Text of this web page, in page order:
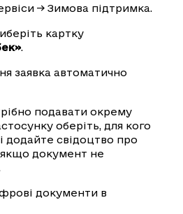
→ Зимова підтримка.
картку
.
заявка автоматично
подавати окрему
оберіть, для кого
додайте свідоцтво про
документ не
документи в